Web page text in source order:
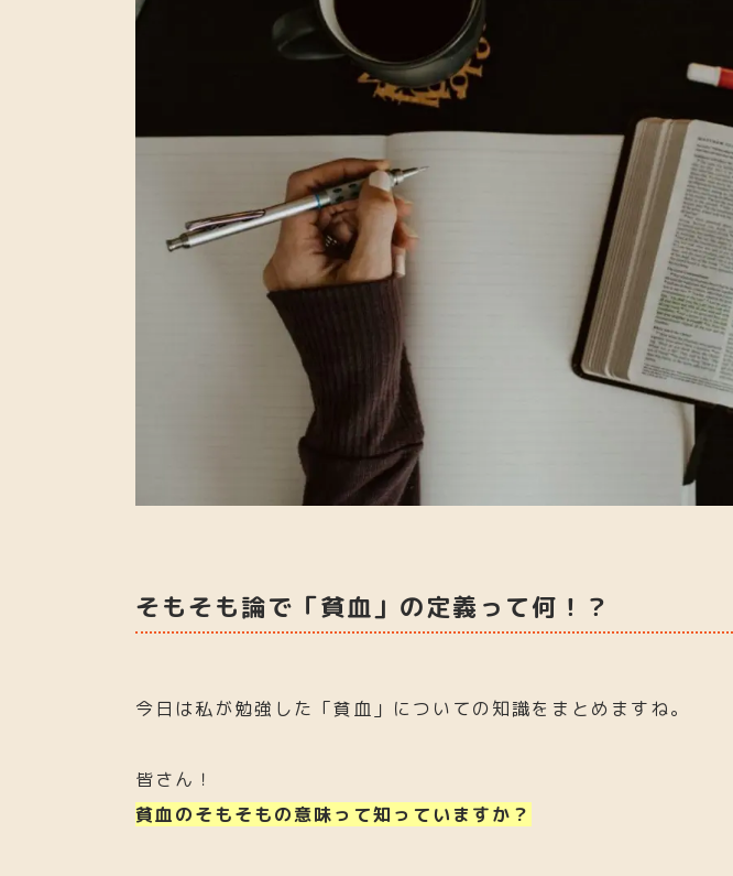
そもそも論で「貧血」の定義って何！？
今日は私が勉強した「貧血」についての知識をまとめますね。
皆さん！
貧血のそもそもの意味って知っていますか？